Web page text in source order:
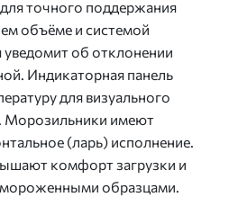
точного поддержания
объёме и системой
уведомит об отклонении
Индикаторная панель
для визуального
Морозильники имеют
(ларь) исполнение.
комфорт загрузки и
образцами.